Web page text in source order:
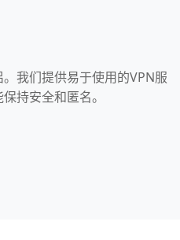
我们提供易于使用的VPN服
持安全和匿名。